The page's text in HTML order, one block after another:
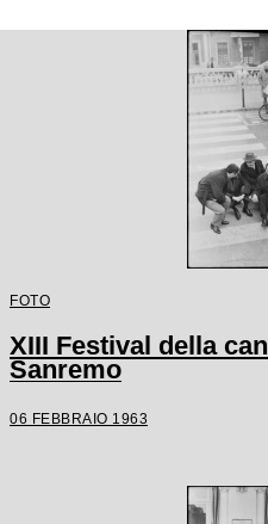
FOTO
XIII Festival della
Sanremo
06 FEBBRAIO 1963